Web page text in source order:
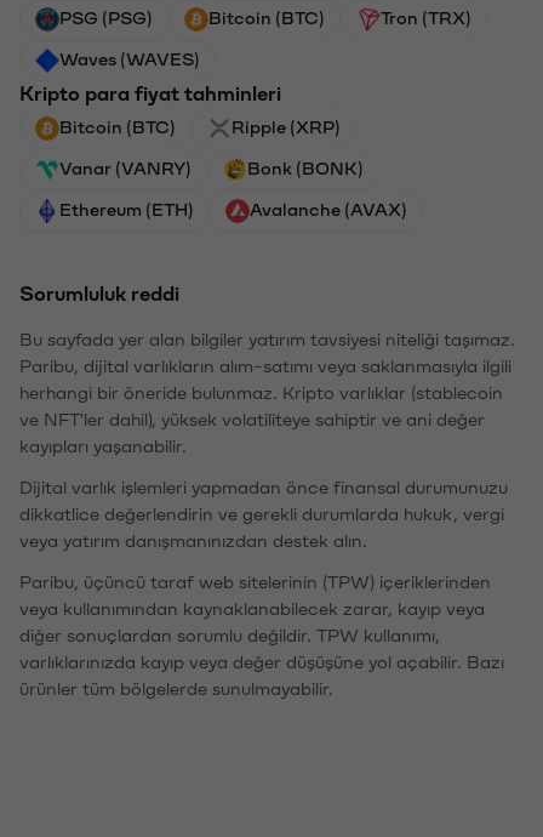
PSG (PSG) Bitcoin (BTC) Tron (TRX)
Waves (WAVES)
Kripto para fiyat tahminleri
Bitcoin (BTC) Ripple (XRP)
Vanar (VANRY) Bonk (BONK)
Ethereum (ETH) Avalanche (AVAX)
Sorumluluk reddi
Bu sayfada yer alan bilgiler yatırım tavsiyesi niteliği taşımaz.
Paribu, dijital varlıkların alım-satımı veya saklanmasıyla ilgili
herhangi bir öneride bulunmaz. Kripto varlıklar (stablecoin
ve NFT'ler dahil), yüksek volatiliteye sahiptir ve ani değer
kayıpları yaşanabilir.
Dijital varlık işlemleri yapmadan önce finansal durumunuzu
dikkatlice değerlendirin ve gerekli durumlarda hukuk, vergi
veya yatırım danışmanınızdan destek alın.
Paribu, üçüncü taraf web sitelerinin (TPW) içeriklerinden
veya kullanımından kaynaklanabilecek zarar, kayıp veya
diğer sonuçlardan sorumlu değildir. TPW kullanımı,
varlıklarınızda kayıp veya değer düşüşüne yol açabilir. Bazı
ürünler tüm bölgelerde sunulmayabilir.